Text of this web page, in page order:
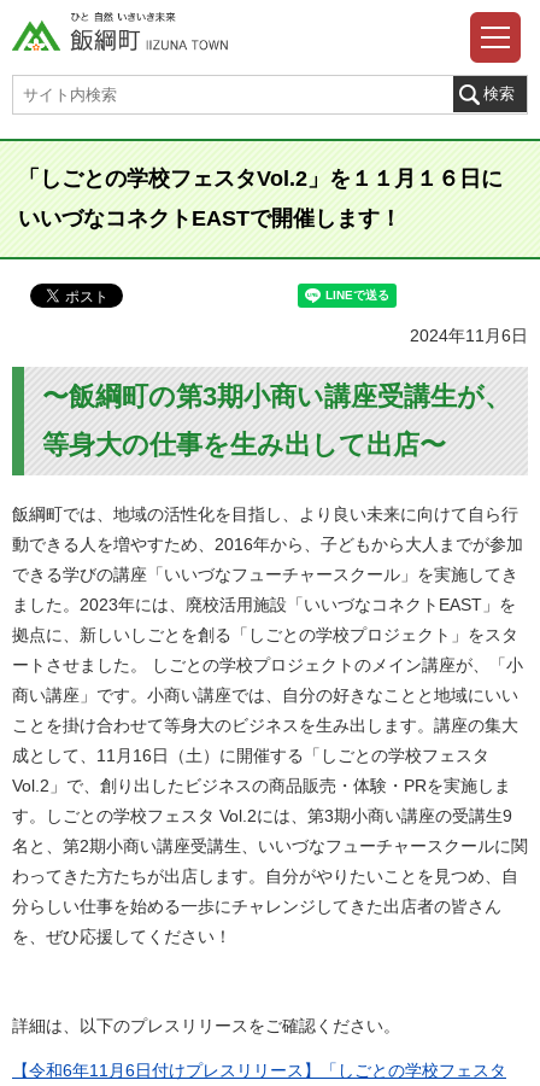
「しごとの学校フェスタVol.2」を１１月１６日に
いいづなコネクトEASTで開催します！
2024年11月6日
〜飯綱町の第3期小商い講座受講生が、
等身大の仕事を生み出して出店〜
飯綱町では、地域の活性化を目指し、より良い未来に向けて自ら行
動できる人を増やすため、2016年から、子どもから大人までが参加
できる学びの講座「いいづなフューチャースクール」を実施してき
ました。2023年には、廃校活用施設「いいづなコネクトEAST」を
拠点に、新しいしごとを創る「しごとの学校プロジェクト」をスタ
ートさせました。 しごとの学校プロジェクトのメイン講座が、「小
商い講座」です。小商い講座では、自分の好きなことと地域にいい
ことを掛け合わせて等身大のビジネスを生み出します。講座の集大
成として、11月16日（土）に開催する「しごとの学校フェスタ
Vol.2」で、創り出したビジネスの商品販売・体験・PRを実施しま
す。しごとの学校フェスタ Vol.2には、第3期小商い講座の受講生9
名と、第2期小商い講座受講生、いいづなフューチャースクールに関
わってきた方たちが出店します。自分がやりたいことを見つめ、自
分らしい仕事を始める一歩にチャレンジしてきた出店者の皆さん
を、ぜひ応援してください！
詳細は、以下のプレスリリースをご確認ください。
【令和6年11月6日付けプレスリリース】「しごとの学校フェスタ